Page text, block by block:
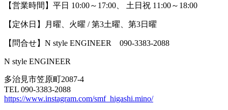
【営業時間】平日 10:00～17:00、 土日祝 11:00～18:00
【定休日】月曜、火曜 / 第3土曜、第3日曜
【問合せ】N style ENGINEER 090-3383-2088
N style ENGINEER
多治見市笠原町2087-4
TEL 090-3383-2088
https://www.instagram.com/smf_higashi.mino/